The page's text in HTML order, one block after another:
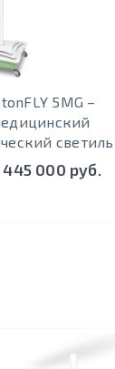
5MG –
000 руб.